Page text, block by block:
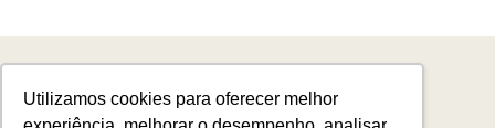
Utilizamos cookies para oferecer melhor
REVENDERSACCONTATOCLICA E RESOLVE